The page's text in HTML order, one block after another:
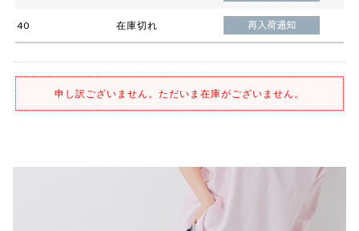
40 在庫切れ
申し訳ございません。ただいま在庫がございません。